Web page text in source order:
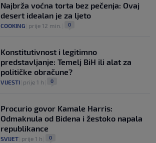
Najbrža voćna torta bez pečenja: Ovaj
desert idealan je za ljeto
COOKING prije 12 min. 0
Konstitutivnost i legitimno
predstavljanje: Temelj BiH ili alat za
političke obračune?
VIJESTI prije 1 h 0
Procurio govor Kamale Harris:
Odmaknula od Bidena i žestoko napala
republikance
SVIJET prije 1 h 0